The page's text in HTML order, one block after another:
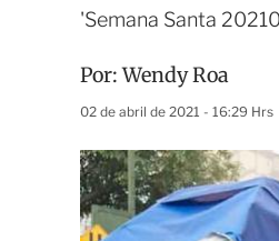
'Semana Santa
Por:Wendy Roa
02 de abril de 2021 - 16:29 Hrs